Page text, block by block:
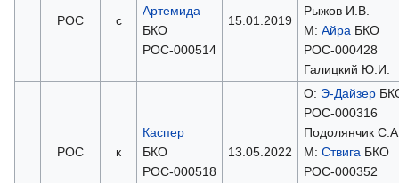
РОС с
Артемида
БКО
РОС-000514
15.01.2019
Рыжов И.В.
М: АйраБКО
РОС-000428
Галицкий Ю.И.
РОС к
Каспер
БКО
РОС-000518
13.05.2022
О: Э-Дайзер
РОС-000316
Подолянчик
М: СтвигаБКО
РОС-000352